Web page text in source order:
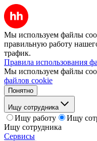
Мы используем файлы
правильную работу
трафик.
Правила использования
Мы используем файлы
файлов cookie
Понятно
Ищу сотрудника
Ищу работу
Ищу
Ищу сотрудника
Сервисы